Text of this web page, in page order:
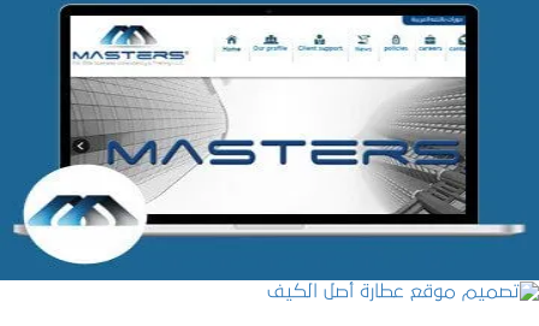
شركة MASTERS للتدريب
التفاصيل